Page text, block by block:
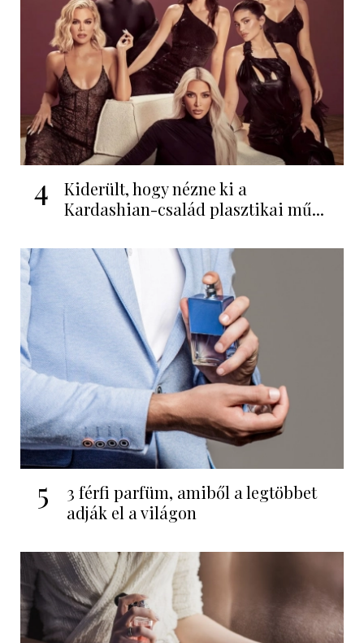
4
Kiderült, hogy nézne ki a
Kardashian-család plasztikai mű...
5
3 férfi parfüm, amiből a legtöbbet
adják el a világon